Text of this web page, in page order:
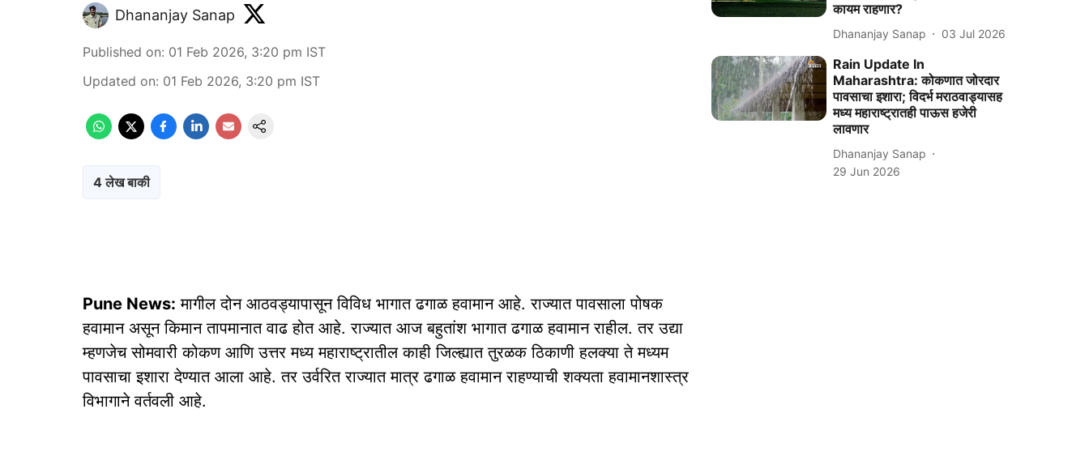
Dhananjay Sanap
Published on: 01 Feb 2026, 3:20 pm IST
Updated on: 01 Feb 2026, 3:20 pm IST
4 लेख बाकी
Pune News: मागील दोन आठवड्यापासून विविध भागात ढगाळ हवामान आहे. राज्यात पावसाला पोषक
हवामान असून किमान तापमानात वाढ होत आहे. राज्यात आज बहुतांश भागात ढगाळ हवामान राहील. तर उद्या
म्हणजेच सोमवारी कोकण आणि उत्तर मध्य महाराष्ट्रातील काही जिल्ह्यात तुरळक ठिकाणी हलक्या ते मध्यम
पावसाचा इशारा देण्यात आला आहे. तर उर्वरित राज्यात मात्र ढगाळ हवामान राहण्याची शक्यता हवामानशास्त्र
विभागाने वर्तवली आहे.
कायम राहणार?
Dhananjay Sanap 03 Jul 2026
Rain Update In
Maharashtra: कोकणात जोरदार
पावसाचा इशारा; विदर्भ मराठवाड्यासह
मध्य महाराष्ट्रातही पाऊस हजेरी
लावणार
Dhananjay Sanap
29 Jun 2026